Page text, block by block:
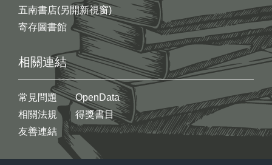
五南書店(另開新視窗)
寄存圖書館
相關連結
常見問題
相關法規
友善連結
OpenData
得獎書目